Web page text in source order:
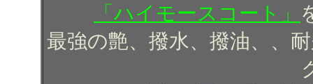
「ハイモースコート」
最強の艶、撥水、撥油、、